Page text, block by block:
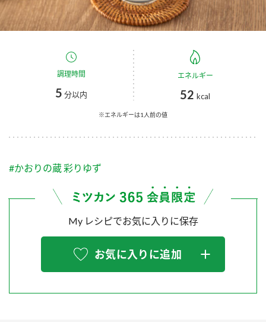
つゆ たれ
スープ 中華
ふりかけ
炊き込みご飯の素 米飯用調味液
くらしプラ酢
お酢ドリンク
つゆ
PIN印
スペシャルサイト
お酢を知ろう！
国内事業概要
企業理念
ミツカンの歴史
ミツカンを知る
環境への取り組み
ZENB initiative
MIM（ミツカンミュージアム）
各部門が大切にしていること
販売終了製品のご案内
よくあるご質問
調理時間
5 分以内
エネルギー
52 kcal
※エネルギーは1人前の値
#かおりの蔵 彩りゆず
My レシピでお気に入りに保存
お気に入りに追加